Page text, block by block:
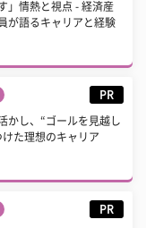
」情熱と視点 - 経済産
が語るキャリアと経験
PR
かし、“ゴールを見越し
けた理想のキャリア
PR